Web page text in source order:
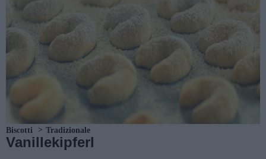
Biscotti Tradizionale
Vanillekipferl